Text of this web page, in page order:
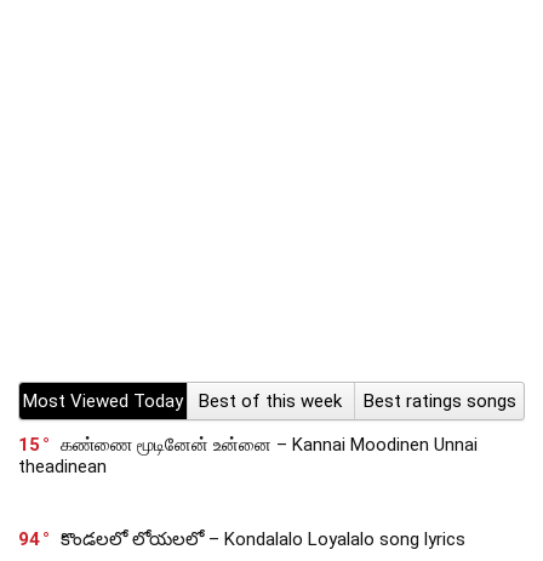
Most Viewed Today Best of this week
Best ratings songs
15
கண்ணை மூடினேன் உன்னை – Kannai Moodinen Unnai
theadinean
94 కొండలలో లోయలలో – Kondalalo Loyalalo song lyrics